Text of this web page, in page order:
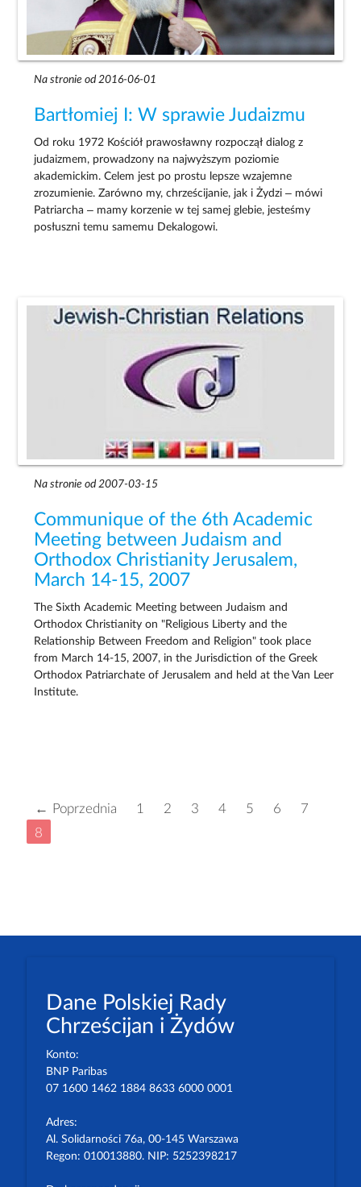
Na stronie od 2016-06-01
Bartłomiej I: W sprawie Judaizmu
Od roku 1972 Kościół prawosławny rozpoczął dialog z
judaizmem, prowadzony na najwyższym poziomie
akademickim. Celem jest po prostu lepsze wzajemne
zrozumienie. Zarówno my, chrześcijanie, jak i Żydzi – mówi
Patriarcha – mamy korzenie w tej samej glebie, jesteśmy
posłuszni temu samemu Dekalogowi.
Na stronie od 2007-03-15
Communique of the 6th Academic
Meeting between Judaism and
Orthodox Christianity Jerusalem,
March 14-15, 2007
The Sixth Academic Meeting between Judaism and
Orthodox Christianity on "Religious Liberty and the
Relationship Between Freedom and Religion" took place
from March 14-15, 2007, in the Jurisdiction of the Greek
Orthodox Patriarchate of Jerusalem and held at the Van Leer
Institute.
← Poprzednia 1 2 3 4 5 6
7
8
Dane Polskiej Rady
Chrześcijan i Żydów
Konto:
BNP Paribas
07 1600 1462 1884 8633 6000 0001
Adres:
Al. Solidarności 76a, 00-145 Warszawa
Regon: 010013880. NIP: 5252398217